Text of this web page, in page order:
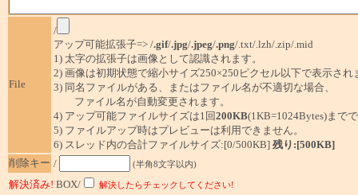
File
/
アップ可能拡張子=> /.gif/.jpg/.jpeg/.png/.txt/.lzh/.zip/.mid
1) 太字の拡張子は画像として認識されます。
2) 画像は初期状態で縮小サイズ250×250ピクセル以下で表示され
3) 同名ファイルがある、またはファイル名が不適切な場合、
ファイル名が自動変更されます。
4) アップ可能ファイルサイズは1回200KB(1KB=1024Bytes)まで
5) ファイルアップ時はプレビューは利用できません。
6) スレッド内の合計ファイルサイズ:[0/500KB] 残り:[500KB]
削除キー / (半角8文字以内)
解決済み! BOX/ 解決したらチェックしてください!